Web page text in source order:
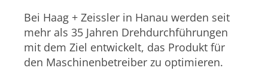
Bei Haag + Zeissler in Hanau werden seit
mehr als 35 Jahren Drehdurchführungen
mit dem Ziel entwickelt, das Produkt für
den Maschinenbetreiber zu optimieren.